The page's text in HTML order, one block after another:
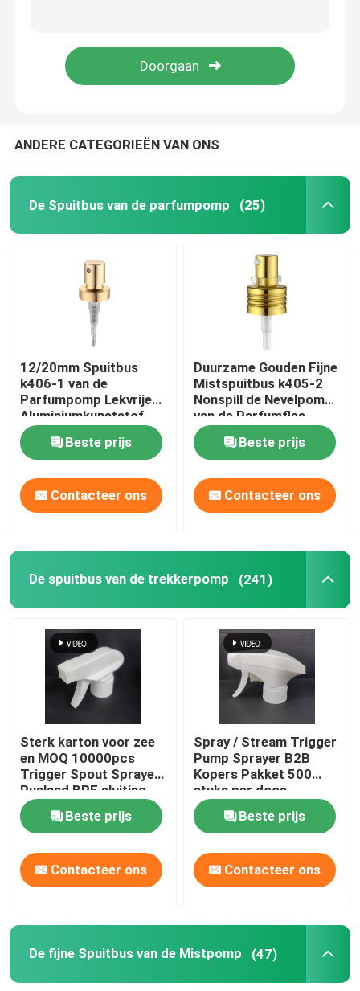
De Pomp van de lotionautomaat
Middel om nagellak te verwijderenpomp
pompfles zonder lucht
Creditcardspuitbus
Pen Perfume Spray
Plastic GLB
Deodorantstok
Glazen fles
ANDERE CATEGORIEËN VAN ONS
De Spuitbus van de parfumpomp (25)
12/20mm Spuitbus
k406-1 van de
Parfumpomp Lekvrije
Aluminiumkunststof
Beste prijs
Contacteer ons
Duurzame Gouden Fijne
Mistspuitbus k405-2
Nonspill de Nevelpomp
van de Parfumfles
Beste prijs
Contacteer ons
De spuitbus van de trekkerpomp (241)
Sterk karton voor zee
en MOQ 10000pcs
Trigger Spout Sprayer
Rusland BPF sluiting
Beste prijs
Contacteer ons
Spray / Stream Trigger
Pump Sprayer B2B
Kopers Pakket 500
stuks per doos
Beste prijs
Contacteer ons
De fijne Spuitbus van de Mistpomp (47)